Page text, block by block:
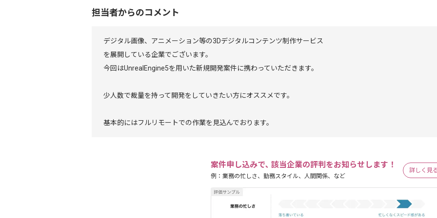
担当者からのコメント
デジタル画像、アニメーション等の3Dデジタルコンテンツ制作サービス
を展開している企業でございます。
今回はUnrealEngine5を用いた新規開発案件に携わっていただきます。
少人数で裁量を持って開発をしていきたい方にオススメです。
基本的にはフルリモートでの作業を見込んでおります。
案件申し込みで､ 該当企業の評判をお知らせします！
例：業務の忙しさ、勤務スタイル、人間関係、など
詳しく見